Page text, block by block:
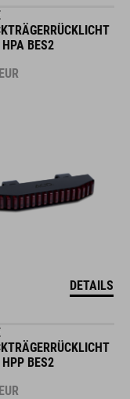
BES2
EUR
DETAILS
BES2
EUR